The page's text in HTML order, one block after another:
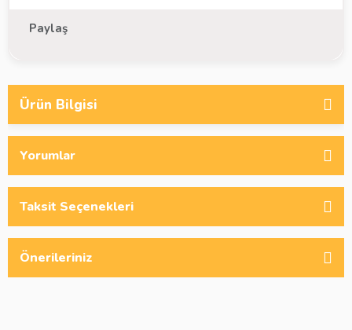
Paylaş
Ürün Bilgisi
Yorumlar
Taksit Seçenekleri
Önerileriniz